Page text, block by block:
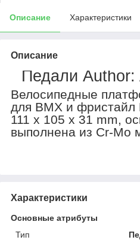
Описание Характеристики
Описание
Педали Author:
Велосипедные
для BMX и фристайл
111 x 105 x 31 mm,
выполнена из Cr-Mo
Характеристики
Основные атрибуты
Тип